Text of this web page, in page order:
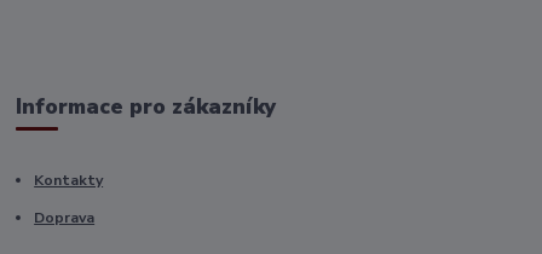
Informace pro zákazníky
Kontakty
Doprava